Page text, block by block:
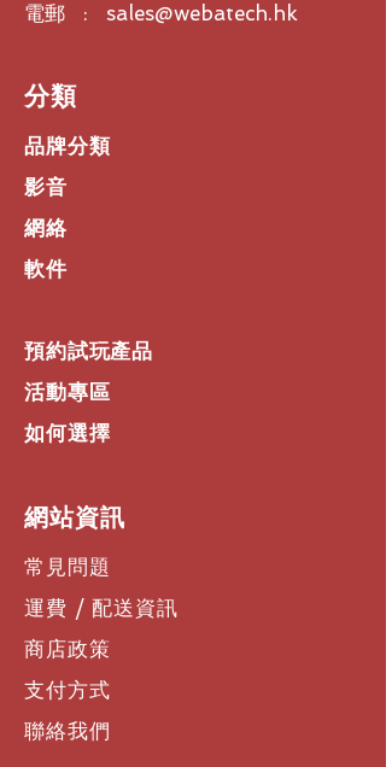
電郵 : sales@webatech.hk
​分類
品牌分類
影音
網絡
軟件
預約試玩產品
活動專區
如何選擇
​網站資訊
常見問題
運費 / 配送資訊
商店政策
支付方式
聯絡我們